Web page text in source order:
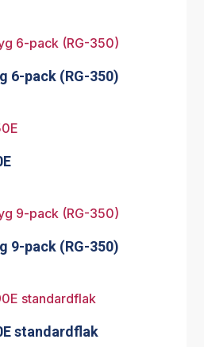
6-pack (RG-350)
9-pack (RG-350)
standardflak